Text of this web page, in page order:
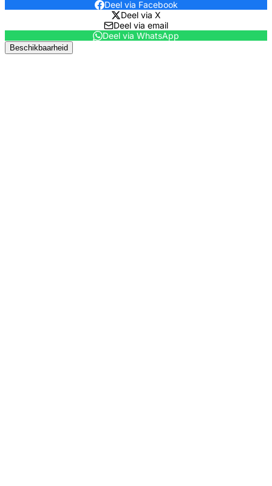
Deel via Facebook
Deel via X
Deel via email
Deel via WhatsApp
Beschikbaarheid